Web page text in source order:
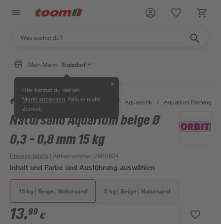
Mein Markt: Troisdorf
Hier kannst du deinen
Markt anpassen , falls er nicht
stimmt.
✕
/ Garten & Freizeit / Tierbedarf / Aquaristik / Aquarium
Natursand Aquarium beige Ø
0,3 - 0,8 mm 15 kg
Produktdetails | Artikelnummer: 2660624
Inhalt und Farbe und Ausführung auswählen
15 kg | Beige | Natursand 5 kg | Beige | Natursand
13,99 €